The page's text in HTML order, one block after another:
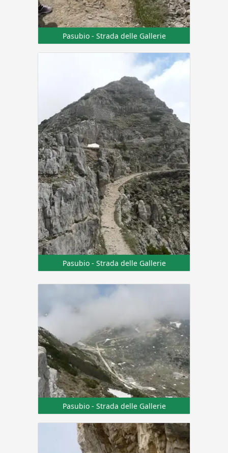
Pasubio - Strada delle Gallerie
Pasubio - Strada delle Gallerie
Pasubio - Strada delle Gallerie